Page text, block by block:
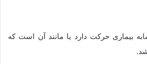
بیماری حرکت دارد یا مانند آن است که
.